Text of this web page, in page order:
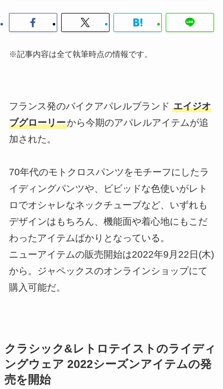
※記事内容は全て執筆時点の情報です。
フランス発のバイクアパレルブランド エイジオ
ブグローリーから今期のアパレルアイテムが追
加された。
70年代のモトクロスパンツをモチーフにしたラ
イディングパンツや、ビビッドな色使いがレト
ロでオシャレなネックチューブなど、いずれも
デザインはもちろん、機能面や着心地にもこだ
わったアイテムばかりとなっている。
ニューアイテムの販売開始は2022年9月22日(木)
から。ジャペックスのオンラインショップにて
購入可能だ。
クラシック&レトロテイストのライディ
ングウェア 2022シーズンアイテムの発
売を開始